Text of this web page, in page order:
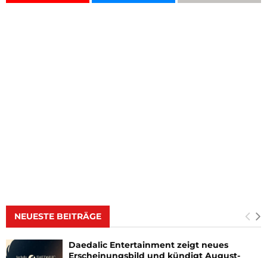
NEUESTE BEITRÄGE
Daedalic Entertainment zeigt neues
Erscheinungsbild und kündigt August-